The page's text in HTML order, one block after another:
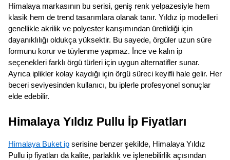
Himalaya markasının bu serisi, geniş renk yelpazesiyle hem
klasik hem de trend tasarımlara olanak tanır. Yıldız ip modelleri
genellikle akrilik ve polyester karışımından üretildiği için
dayanıklılığı oldukça yüksektir. Bu sayede, örgüler uzun süre
formunu korur ve tüylenme yapmaz. İnce ve kalın ip
seçenekleri farklı örgü türleri için uygun alternatifler sunar.
Ayrıca iplikler kolay kaydığı için örgü süreci keyifli hale gelir. Her
beceri seviyesinden kullanıcı, bu iplerle profesyonel sonuçlar
elde edebilir.
Himalaya Yıldız Pullu İp Fiyatları
Himalaya Buket ip serisine benzer şekilde, Himalaya Yıldız
Pullu ip fiyatları da kalite, parlaklık ve işlenebilirlik açısından